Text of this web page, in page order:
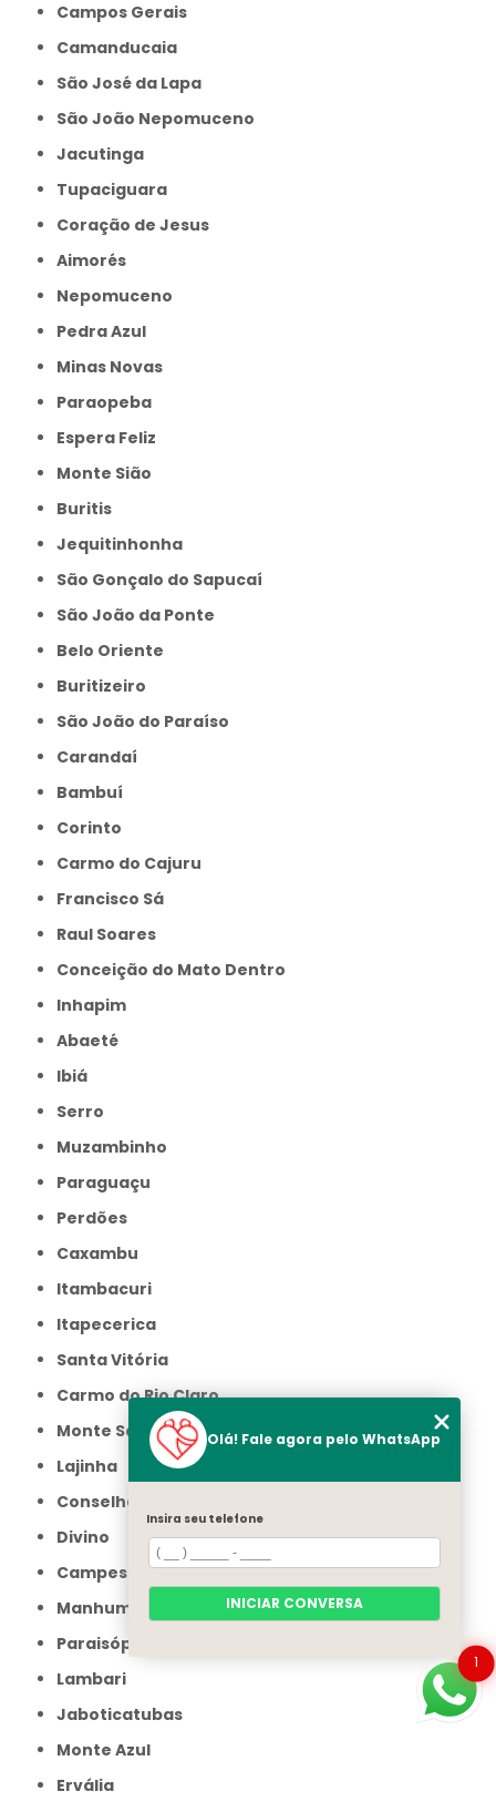
Campos Gerais
Camanducaia
São José da Lapa
São João Nepomuceno
Jacutinga
Tupaciguara
Coração de Jesus
Aimorés
Nepomuceno
Pedra Azul
Minas Novas
Paraopeba
Espera Feliz
Monte Sião
Buritis
Jequitinhonha
São Gonçalo do Sapucaí
São João da Ponte
Belo Oriente
Buritizeiro
São João do Paraíso
Carandaí
Bambuí
Corinto
Carmo do Cajuru
Francisco Sá
Raul Soares
Conceição do Mato Dentro
Inhapim
Abaeté
Ibiá
Serro
Muzambinho
Paraguaçu
Perdões
Caxambu
Itambacuri
Itapecerica
Santa Vitória
Carmo do Rio Claro
Monte Santo de Minas
Lajinha
Conselheiro Pena
Divino
Campestre
Manhumirim
Paraisópolis
Lambari
Jaboticatubas
Monte Azul
Ervália
1
Olá! Fale agora pelo WhatsApp
Insira seu telefone
INICIAR CONVERSA